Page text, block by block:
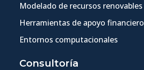
Modelado de recursos renovables
Herramientas de apoyo financiero
Entornos computacionales
Consultoría